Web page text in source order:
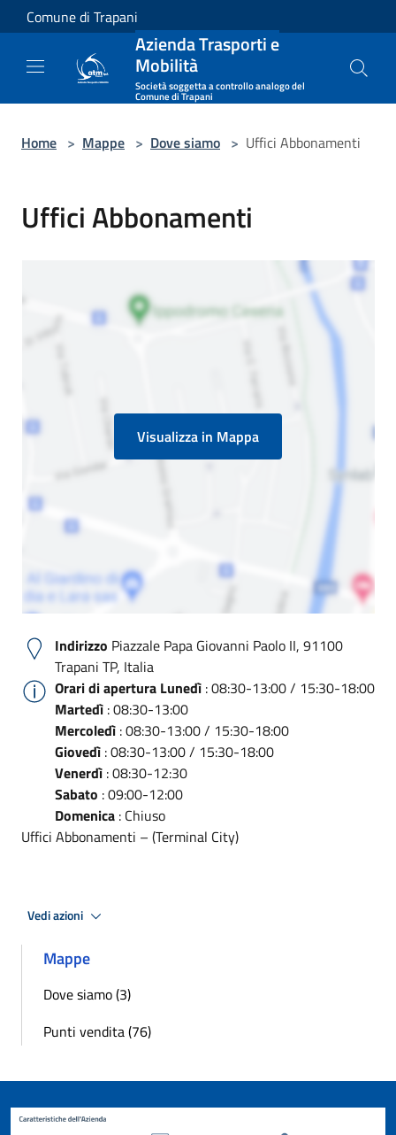
Salta al contenuto principale
Comune di Trapani
Azienda Trasporti e
Mobilità
Società soggetta a controllo analogo del
Comune di Trapani
Home > Mappe > Dove siamo > Uffici Abbonamenti
Uffici Abbonamenti
Visualizza in Mappa
Indirizzo Piazzale Papa Giovanni Paolo II, 91100
Trapani TP, Italia
Orari di apertura Lunedì : 08:30-13:00 / 15:30-18:00
Martedì : 08:30-13:00
Mercoledì : 08:30-13:00 / 15:30-18:00
Giovedì : 08:30-13:00 / 15:30-18:00
Venerdì : 08:30-12:30
Sabato : 09:00-12:00
Domenica : Chiuso
Uffici Abbonamenti – (Terminal City)
Vedi azioni
Mappe
Dove siamo (3)
Punti vendita (76)